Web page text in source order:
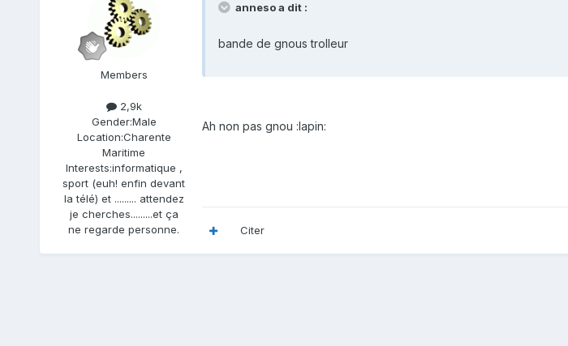
Members
2,9k
Gender:Male
Location:Charente
Maritime
Interests:informatique ,
sport (euh! enfin devant
la télé) et ......... attendez
je cherches.........et ça
ne regarde personne.
anneso a dit :
bande de gnous trolleur
Ah non pas gnou :lapin:
Citer